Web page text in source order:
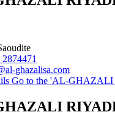
ghazalisa.com
Go to the 'AL-